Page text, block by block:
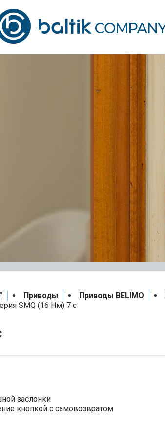
Приводы Приводы BELIMO
SMQ (16 Нм) 7 с
заслонки
кнопкой с самовозвратом